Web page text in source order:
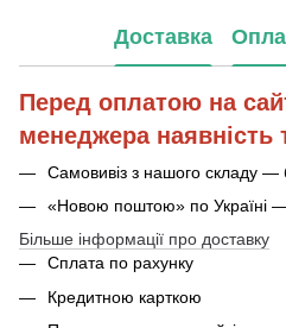
Доставка
Перед оплатою на
менеджера наявність
Самовивіз з нашого складу —
«Новою поштою» по Україні —
Більше інформації про доставку
Сплата по рахунку
Кредитною карткою